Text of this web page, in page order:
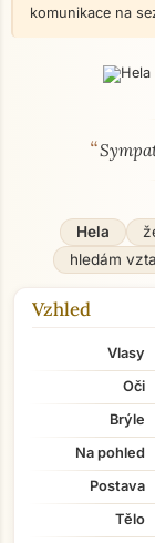
komunikace na
O mně -“
Hela
hledám
Vzhled
Vlasy
Oči
Brýle
Na pohled
Postava
Tělo